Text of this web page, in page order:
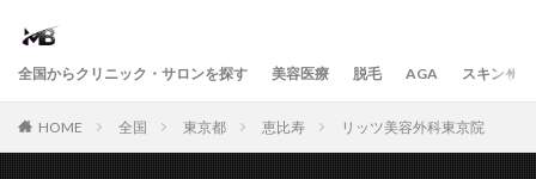
全国からクリニック・サロンを探す 美容医療 脱毛 AGA スキンケア
HOME 全国 東京都 恵比寿 リッツ美容外科東京院